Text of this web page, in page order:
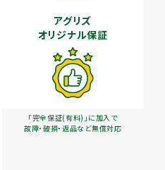
アグリズ
オリジナル保証
「完全保証(有料)」に加入で
故障・破損・返品など無償対応